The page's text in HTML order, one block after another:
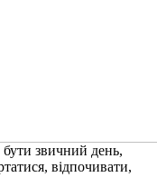
звичний день,
відпочивати,